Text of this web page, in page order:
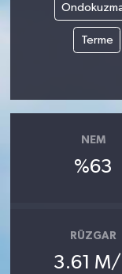
Terme
NEM
%63
RÜZGAR
3.61 M/